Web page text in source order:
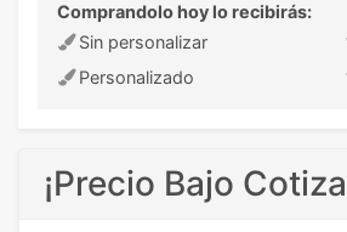
Comprandolo hoy lo recibirás:
Sin personalizar
Personalizado
¡Precio Bajo